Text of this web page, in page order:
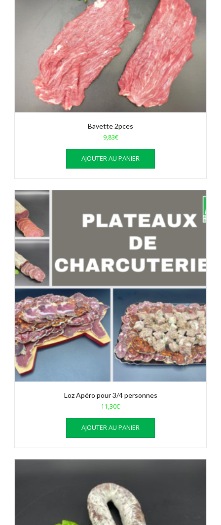
Bavette 2pces
9,83€
AJOUTER AU PANIER
Loz Apéro pour 3/4 personnes
11,30€
AJOUTER AU PANIER